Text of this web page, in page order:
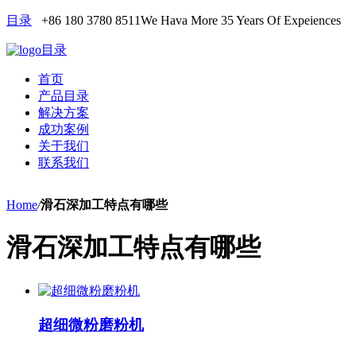
目录 +86 180 3780 8511We Hava More 35 Years Of Expeiences
目录
首页
产品目录
解决方案
成功案例
关于我们
联系我们
Home/滑石深加工特点有哪些
滑石深加工特点有哪些
超细微粉磨粉机